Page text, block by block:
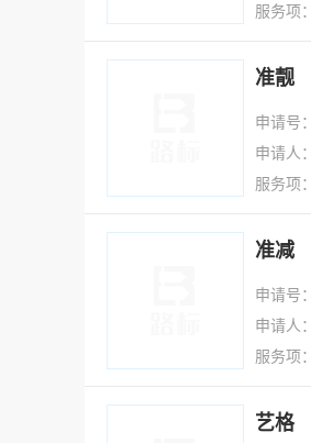
服务项：
准靓
申请号：
申请人：
服务项：
准减
申请号：
申请人：
服务项：
艺格